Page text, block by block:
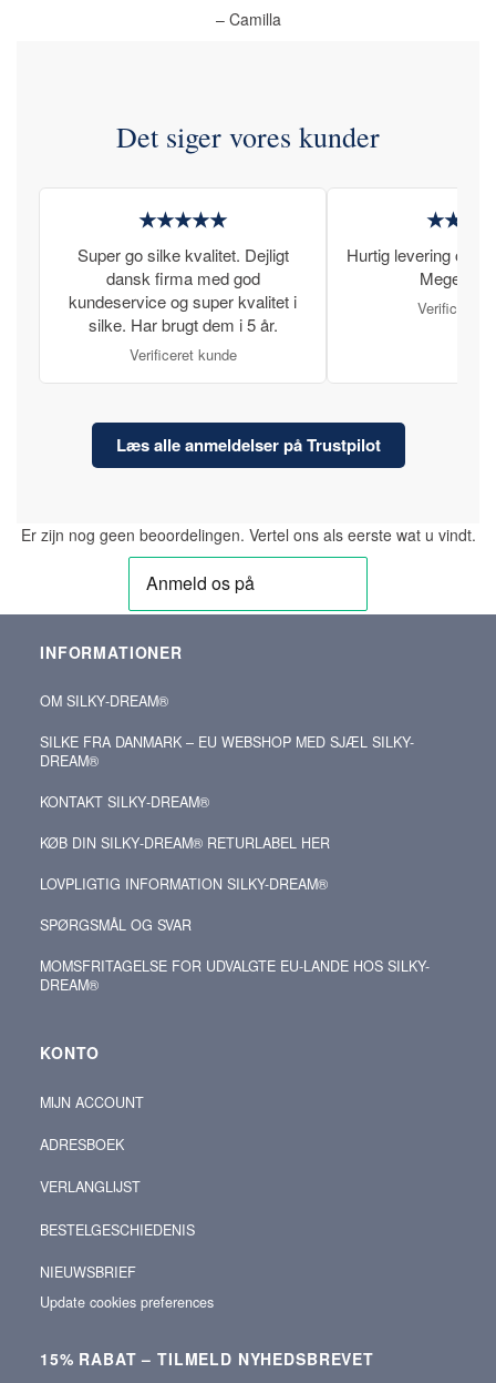
– Camilla
Det siger vores kunder
★★★★★
Super go silke kvalitet. Dejligt
dansk firma med god
kundeservice og super kvalitet i
silke. Har brugt dem i 5 år.
Verificeret kunde
Hurtig levering og
Meget
Verificeret
Læs alle anmeldelser på Trustpilot
Er zijn nog geen beoordelingen. Vertel ons als eerste wat u vindt.
INFORMATIONER
OM SILKY‑DREAM®
SILKE FRA DANMARK – EU WEBSHOP MED SJÆL SILKY-
DREAM®
KONTAKT SILKY‑DREAM®
KØB DIN SILKY‑DREAM® RETURLABEL HER
LOVPLIGTIG INFORMATION SILKY-DREAM®
SPØRGSMÅL OG SVAR
MOMSFRITAGELSE FOR UDVALGTE EU-LANDE HOS SILKY-
DREAM®
KONTO
MIJN ACCOUNT
ADRESBOEK
VERLANGLIJST
BESTELGESCHIEDENIS
NIEUWSBRIEF
Update cookies preferences
15% RABAT – TILMELD NYHEDSBREVET